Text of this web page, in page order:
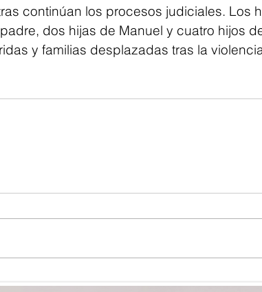
continúan los procesos judiciales. Los
dos hijas de Manuel y cuatro hijos
y familias desplazadas tras la